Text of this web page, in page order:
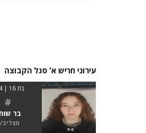
עירוני חריש א' סגל הקבוצה
בת 16 | 164
#
בר